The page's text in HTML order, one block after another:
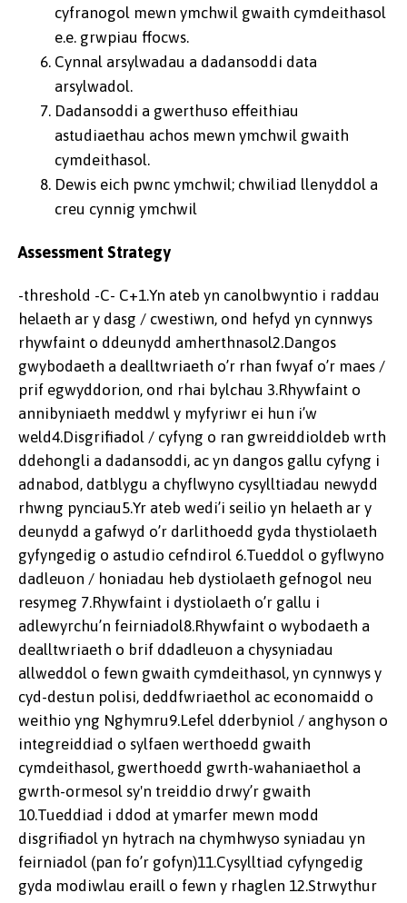
cyfranogol mewn ymchwil gwaith cymdeithasol
e.e. grwpiau ffocws.
Cynnal arsylwadau a dadansoddi data
arsylwadol.
Dadansoddi a gwerthuso effeithiau
astudiaethau achos mewn ymchwil gwaith
cymdeithasol.
Dewis eich pwnc ymchwil; chwiliad llenyddol a
creu cynnig ymchwil
Assessment Strategy
-threshold -C- C+1.Yn ateb yn canolbwyntio i raddau
helaeth ar y dasg / cwestiwn, ond hefyd yn cynnwys
rhywfaint o ddeunydd amherthnasol2.Dangos
gwybodaeth a dealltwriaeth o’r rhan fwyaf o’r maes /
prif egwyddorion, ond rhai bylchau 3.Rhywfaint o
annibyniaeth meddwl y myfyriwr ei hun i’w
weld4.Disgrifiadol / cyfyng o ran gwreiddioldeb wrth
ddehongli a dadansoddi, ac yn dangos gallu cyfyng i
adnabod, datblygu a chyflwyno cysylltiadau newydd
rhwng pynciau5.Yr ateb wedi’i seilio yn helaeth ar y
deunydd a gafwyd o’r darlithoedd gyda thystiolaeth
gyfyngedig o astudio cefndirol 6.Tueddol o gyflwyno
dadleuon / honiadau heb dystiolaeth gefnogol neu
resymeg 7.Rhywfaint i dystiolaeth o’r gallu i
adlewyrchu’n feirniadol8.Rhywfaint o wybodaeth a
dealltwriaeth o brif ddadleuon a chysyniadau
allweddol o fewn gwaith cymdeithasol, yn cynnwys y
cyd-destun polisi, deddfwriaethol ac economaidd o
weithio yng Nghymru9.Lefel dderbyniol / anghyson o
integreiddiad o sylfaen werthoedd gwaith
cymdeithasol, gwerthoedd gwrth-wahaniaethol a
gwrth-ormesol sy'n treiddio drwy’r gwaith
10.Tueddiad i ddod at ymarfer mewn modd
disgrifiadol yn hytrach na chymhwyso syniadau yn
feirniadol (pan fo’r gofyn)11.Cysylltiad cyfyngedig
gyda modiwlau eraill o fewn y rhaglen 12.Strwythur